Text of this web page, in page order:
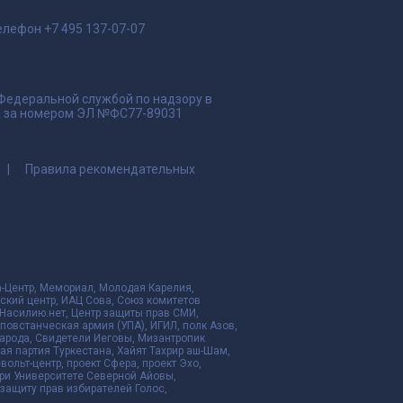
+7 495 137-07-07
службой по надзору в
за номером ЭЛ №ФС77-89031
Правила рекомендательных
Центр, Мемориал, Молодая Карелия,
центр, ИАЦ Сова, Союз комитетов
Центр защиты прав СМИ,
армия (УПА), ИГИЛ, полк Азов,
Свидетели Иеговы, Мизантропик
партия Туркестана, Хайят Тахрир аш-Шам,
центр, проект Сфера, проект Эхо,
Университете Северной Айовы,
прав избирателей Голос,